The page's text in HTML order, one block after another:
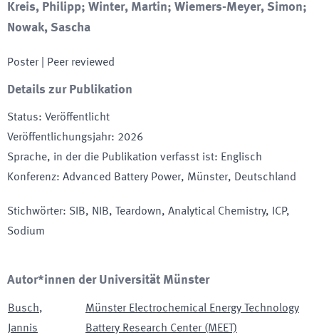
Kreis, Philipp; Winter, Martin; Wiemers-Meyer, Simon;
Nowak, Sascha
Poster| Peer reviewed
Details zur Publikation
Status: Veröffentlicht
Veröffentlichungsjahr: 2026
Sprache, in der die Publikation verfasst ist: Englisch
Konferenz: Advanced Battery Power, Münster, Deutschland
Stichwörter: SIB, NIB, Teardown, Analytical Chemistry, ICP,
Sodium
Autor*innen der Universität Münster
Busch,
Jannis
Münster Electrochemical Energy Technology
Battery Research Center (MEET)